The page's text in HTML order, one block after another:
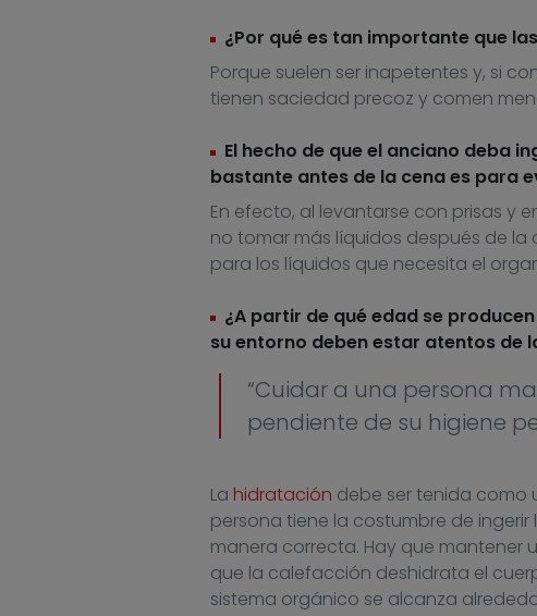
¿Por qué es tan importante que
Porque suelen ser inapetentes y, si
tienen saciedad precoz y comen
El hecho de que el anciano deba
bastante antes de la cena es para
En efecto, al levantarse con prisas y
no tomar más líquidos después de
para los líquidos que necesita el
¿A partir de qué edad se
su entorno deben estar atentos de
“Cuidar a una persona
pendiente de su higiene
La hidratación debe ser tenida como
persona tiene la costumbre de
manera correcta. Hay que mantener
que la calefacción deshidrata el
sistema orgánico se alcanza